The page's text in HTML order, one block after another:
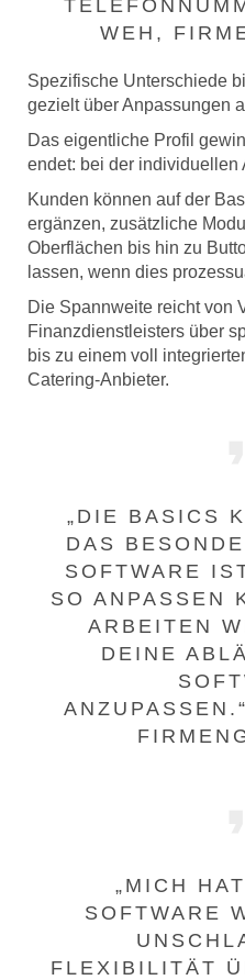
WEH,
Spezifische Unterschiede
gezielt über Anpassungen
Das eigentliche Profil
endet: bei der individuellen
Kunden können auf der
ergänzen, zusätzliche
Oberflächen bis hin zu
lassen, wenn dies
Die Spannweite reicht von
Finanzdienstleisters über
bis zu einem voll
Catering-Anbieter.
„DIE BASICS
DAS
SOFTWARE
SO ANPASSEN
ARBEITEN
DEINE
„MICH
SOFTWARE
FLEXIBILITÄT